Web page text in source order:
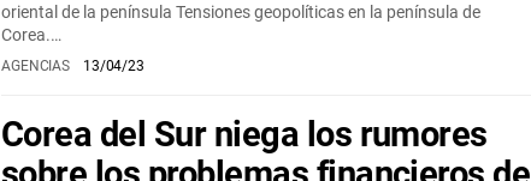
oriental de la península Tensiones geopolíticas en la península de
Corea.…
AGENCIAS 13/04/23
Corea del Sur niega los rumores